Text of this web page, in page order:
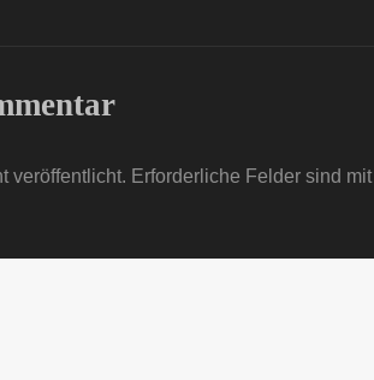
veröffentlicht. Erforderliche Felder sind